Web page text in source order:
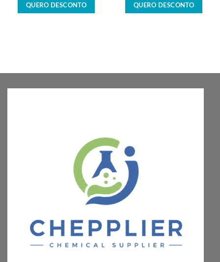
QUERO DESCONTO QUERO DESCONTO